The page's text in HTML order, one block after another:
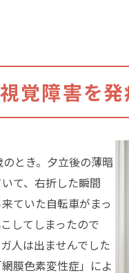
覚障害を発
とき。夕立後の薄暗
て、右折した瞬間
ていた自転車がまっ
してしまったので
人は出ませんでした
膜色素変性症」によ